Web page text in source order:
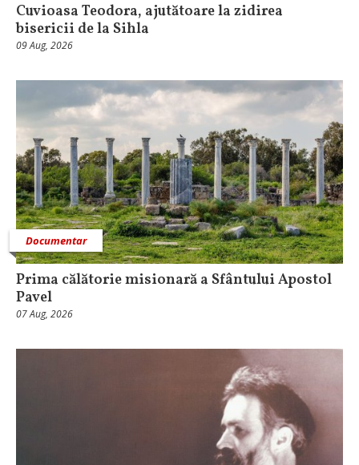
Cuvioasa Teodora, ajutătoare la zidirea
bisericii de la Sihla
09 Aug, 2026
Documentar
Prima călătorie misionară a Sfântului Apostol
Pavel
07 Aug, 2026